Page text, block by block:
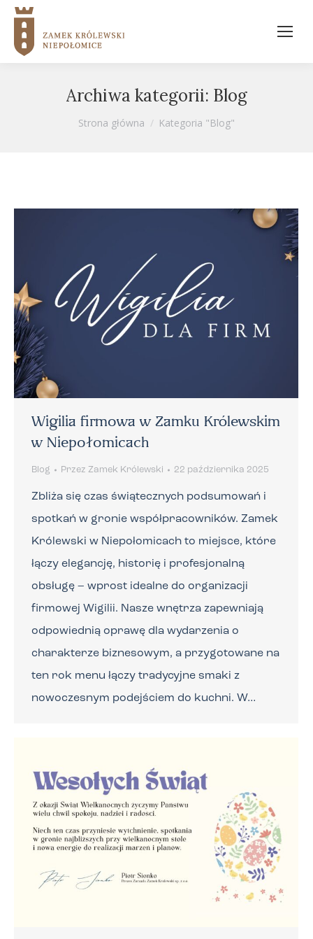
Archiwa kategorii: Blog
Jesteś tutaj:
Strona główna Kategoria "Blog"
Wigilia firmowa w Zamku Królewskim
w Niepołomicach
Blog Przez Zamek Królewski 22 października 2025
Zbliża się czas świątecznych podsumowań i
spotkań w gronie współpracowników. Zamek
Królewski w Niepołomicach to miejsce, które
łączy elegancję, historię i profesjonalną
obsługę – wprost idealne do organizacji
firmowej Wigilii. Nasze wnętrza zapewniają
odpowiednią oprawę dla wydarzenia o
charakterze biznesowym, a przygotowane na
ten rok menu łączy tradycyjne smaki z
nowoczesnym podejściem do kuchni. W…